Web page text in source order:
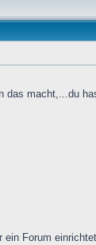
das macht,...du
Forum